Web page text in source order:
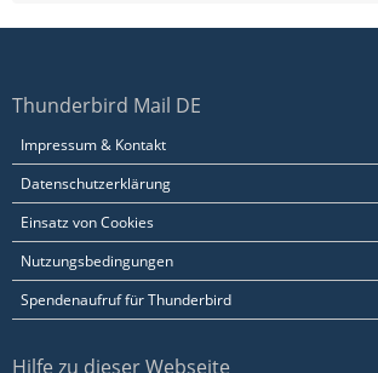
Thunderbird Mail DE
Impressum & Kontakt
Datenschutzerklärung
Einsatz von Cookies
Nutzungsbedingungen
Spendenaufruf für Thunderbird
Hilfe zu dieser Webseite